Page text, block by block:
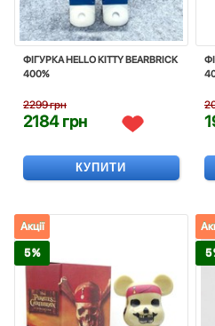
ФІГУРКА HELLO KITTY BEARBRICK
400%
2299 грн
2184 грн
КУПИТИ
Акції
5 % 5